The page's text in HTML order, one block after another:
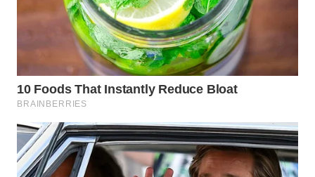
WN
BEKASI
WN
BOGOR
DEPOK
WN